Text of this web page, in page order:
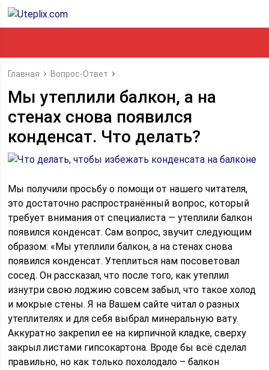
Главная Вопрос-Ответ
Мы утеплили балкон, а на
стенах снова появился
конденсат. Что делать?
Мы получили просьбу о помощи от нашего читателя,
это достаточно распространённый вопрос, который
требует внимания от специалиста — утеплили балкон
появился конденсат. Сам вопрос, звучит следующим
образом: «Мы утеплили балкон, а на стенах снова
появился конденсат. Утеплиться нам посоветовал
сосед. Он рассказал, что после того, как утеплил
изнутри свою лоджию совсем забыл, что такое холод
и мокрые стены. Я на Вашем сайте читал о разных
утеплителях и для себя выбрал минеральную вату.
Аккуратно закрепил ее на кирпичной кладке, сверху
закрыл листами гипсокартона. Вроде бы всё сделал
правильно, но как только похолодало – балкон